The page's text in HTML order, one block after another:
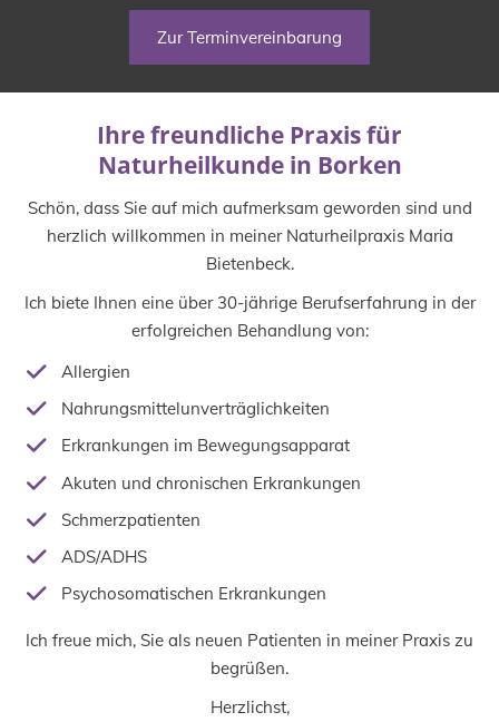
Zur Terminvereinbarung
Ihre freundliche Praxis für
Naturheilkunde in Borken
Schön, dass Sie auf mich aufmerksam geworden sind und
herzlich willkommen in meiner Naturheilpraxis Maria
Bietenbeck.
Ich biete Ihnen eine über 30-jährige Berufserfahrung in der
erfolgreichen Behandlung von:
Allergien
Nahrungsmittelunverträglichkeiten
Erkrankungen im Bewegungsapparat
Akuten und chronischen Erkrankungen
Schmerzpatienten
ADS/ADHS
Psychosomatischen Erkrankungen
Ich freue mich, Sie als neuen Patienten in meiner Praxis zu
begrüßen.
Herzlichst,